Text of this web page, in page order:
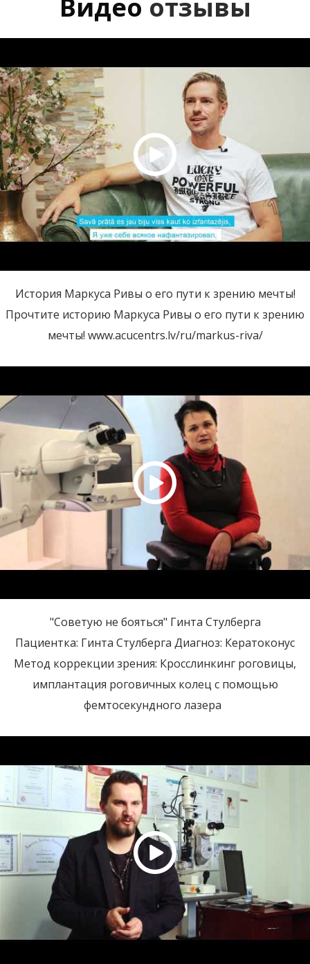
Видео отзывы
История Маркуса Ривы о его пути к зрению мечты!
Прочтите историю Маркуса Ривы о его пути к зрению
мечты! www.acucentrs.lv/ru/markus-riva/
"Советую не бояться" Гинта Стулберга
Пациентка: Гинта Стулберга Диагноз: Кератоконус
Метод коррекции зрения: Кросслинкинг роговицы,
имплантация роговичных колец с помощью
фемтосекундного лазера